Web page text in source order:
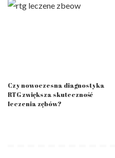
Czy nowoczesna diagnostyka
RTG zwiększa skuteczność
leczenia zębów?